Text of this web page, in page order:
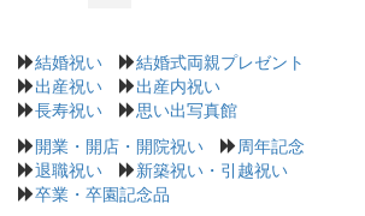
結婚祝い
結婚式両親プレゼント
出産祝い
出産内祝い
長寿祝い
思い出写真館
開業・開店・開院祝い
周年記念
退職祝い
新築祝い・引越祝い
卒業・卒園記念品